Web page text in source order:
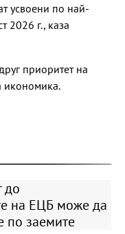
усвоени по най-
2026 г., каза
приоритет на
икономика.
до
на ЕЦБ може да
по заемите